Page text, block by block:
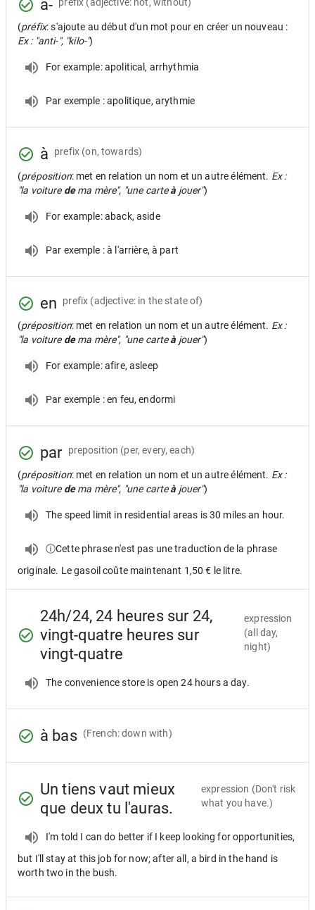
a-
(préfix: s'ajoute au début d'un mot pour en créer un nouveau :
Ex : "anti-", "kilo-")
For example: apolitical, arrhythmia
Par exemple : apolitique, arythmie
à prefix (on, towards)
(préposition: met en relation un nom et un autre élément. Ex :
"la voiture dema mère", "une carteà jouer")
For example: aback, aside
Par exemple : à l'arrière, à part
en prefix (adjective: in the state of)
(préposition: met en relation un nom et un autre élément. Ex :
"la voiture dema mère", "une carteà jouer")
For example: afire, asleep
Par exemple : en feu, endormi
par preposition (per, every, each)
(préposition: met en relation un nom et un autre élément. Ex :
"la voiture dema mère", "une carteà jouer")
The speed limit in residential areas is 30 miles an hour.
ⓘCette phrase n'est pas une traduction de la phrase
originale. Le gasoil coûte maintenant 1,50 € le litre.
24h/24, 24 heures sur 24,
vingt-quatre heures sur
vingt-quatre
expression
(all day,
night)
The convenience store is open 24 hours a day.
à bas (French: down with)
Un tiens vaut mieux
que deux tu l'auras.
expression (Don't risk
what you have.)
I'm told I can do better if I keep looking for opportunities,
but I'll stay at this job for now; after all, a bird in the hand is
worth two in the bush.